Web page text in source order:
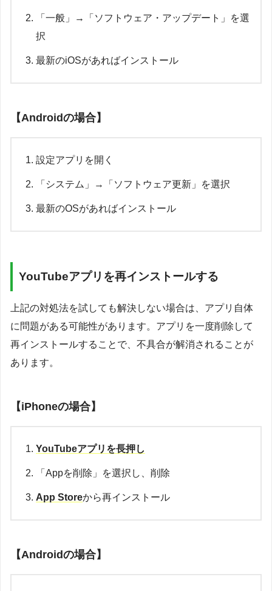
「一般」→「ソフトウェア・アップデート」を選
択
最新のiOSがあればインストール
【Androidの場合】
設定アプリを開く
「システム」→「ソフトウェア更新」を選択
最新のOSがあればインストール
YouTubeアプリを再インストールする
上記の対処法を試しても解決しない場合は、アプリ自体
に問題がある可能性があります。アプリを一度削除して
再インストールすることで、不具合が解消されることが
あります。
【iPhoneの場合】
YouTubeアプリを長押し
「Appを削除」を選択し、削除
App Storeから再インストール
【Androidの場合】